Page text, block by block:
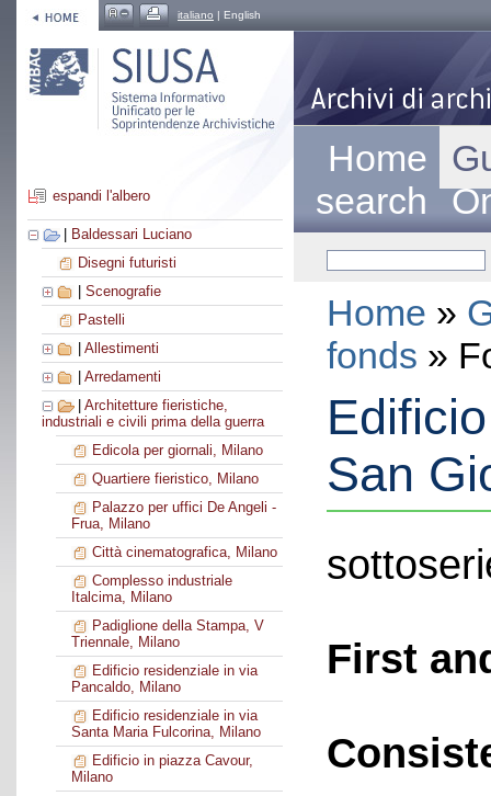
italiano | English
espandi l'albero
Baldessari Luciano
Disegni futuristi
Scenografie
Pastelli
Allestimenti
Arredamenti
Architetture fieristiche,
industriali e civili prima della guerra
Edicola per giornali, Milano
Quartiere fieristico, Milano
Palazzo per uffici De Angeli -
Frua, Milano
Città cinematografica, Milano
Complesso industriale
Italcima, Milano
Padiglione della Stampa, V
Triennale, Milano
Edificio residenziale in via
Pancaldo, Milano
Edificio residenziale in via
Santa Maria Fulcorina, Milano
Edificio in piazza Cavour,
Milano
Home
search
Home »
fonds »
San
First